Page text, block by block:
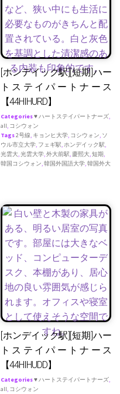
[ホンデイック駅][短期]ハー
トステイパートナース
【44HIHURD】
Categories♥ ハートステイパートナーズ,
all, コシウォン
Tags2号線, キョンヒ大学, コシウォン, ソ
ウル市立大学, フェギ駅,ホンデイック駅,
光雲大,光雲大学,外大前駅, 慶熙大,短期,
韓国コシウォン,韓国外国語大学,韓国外大
[ホンデイック駅][短期]ハー
トステイパートナース
【44HIHUDD】
Categories♥ ハートステイパートナーズ,
all, コシウォン